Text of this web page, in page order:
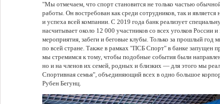
"Мы отмечаем, что спорт становится не только частью
работы. Он востребован как среди сотрудников, так и
и успеха всей компании. С 2019 года банк реализует
насчитывает около 12 000 участников со всех уголков России
мероприятия, забеги и беговые клубы. Только за прошлый год
по всей стране. Также в рамках "ПСБ Спорт" в банке запущен
мы стремимся к тому, чтобы подобные события были
но и на членов их семей, родных и близких — для этого мы
Спортивная семья", объединяющий всех в одно большое
Рубен Бегунц.